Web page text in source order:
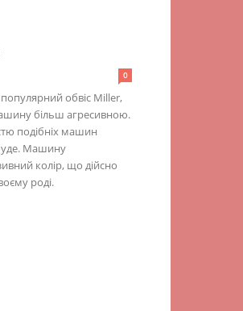
0
обвіс Miller,
більш агресивною.
подібніх машин
Машину
колір, що дійсно
роді.